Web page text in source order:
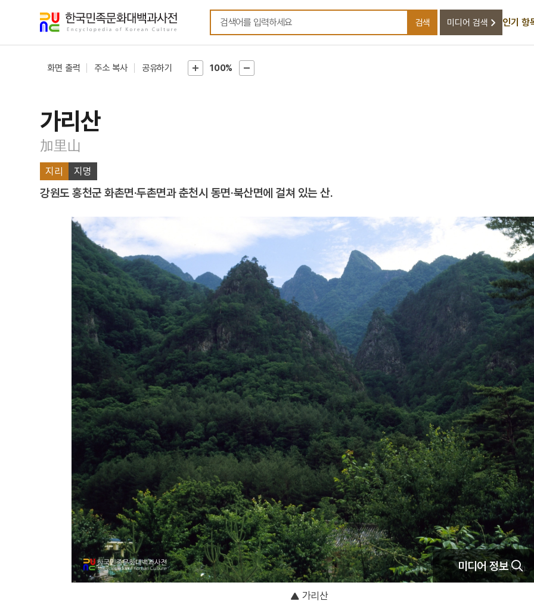
검색어를 입력하세요
검색 미디어 검색 인기 항
화면 출력 주소 복사 공유하기 100%
가리산
加里山
지리 지명
강원도 홍천군 화촌면·두촌면과 춘천시 동면·북산면에 걸쳐 있는 산.
미디어 정보
가리산